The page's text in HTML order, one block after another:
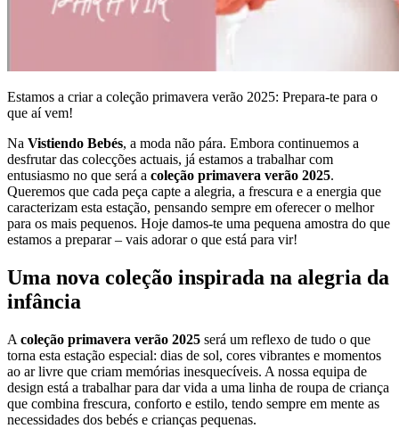
Estamos a criar a coleção primavera verão 2025: Prepara-te para o
que aí vem!
Na Vistiendo Bebés, a moda não pára. Embora continuemos a
desfrutar das colecções actuais, já estamos a trabalhar com
entusiasmo no que será a coleção primavera verão 2025.
Queremos que cada peça capte a alegria, a frescura e a energia que
caracterizam esta estação, pensando sempre em oferecer o melhor
para os mais pequenos. Hoje damos-te uma pequena amostra do que
estamos a preparar – vais adorar o que está para vir!
Uma nova coleção inspirada na alegria da
infância
A coleção primavera verão 2025 será um reflexo de tudo o que
torna esta estação especial: dias de sol, cores vibrantes e momentos
ao ar livre que criam memórias inesquecíveis. A nossa equipa de
design está a trabalhar para dar vida a uma linha de roupa de criança
que combina frescura, conforto e estilo, tendo sempre em mente as
necessidades dos bebés e crianças pequenas.